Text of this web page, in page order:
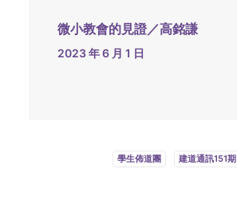
微小教會的見證／高銘謙
2023 年 6 月 1 日
學生佈道團 建道通訊151期